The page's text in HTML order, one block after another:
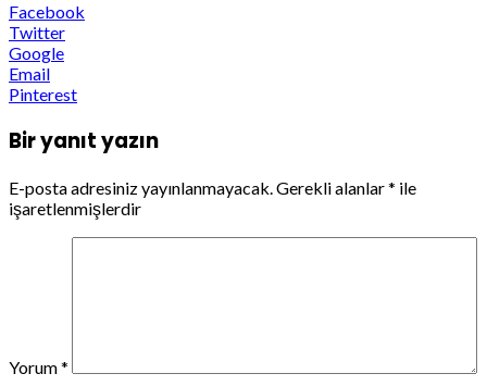
Facebook
Twitter
Google
Email
Pinterest
Bir yanıt yazın
E-posta adresiniz yayınlanmayacak. Gerekli alanlar* ile
işaretlenmişlerdir
Yorum*